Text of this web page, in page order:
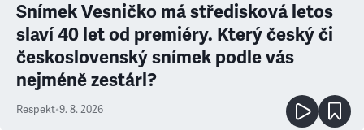
Snímek Vesničko má středisková letos
slaví 40 let od premiéry. Který český či
československý snímek podle vás
nejméně zestárl?
Respekt•9. 8. 2026